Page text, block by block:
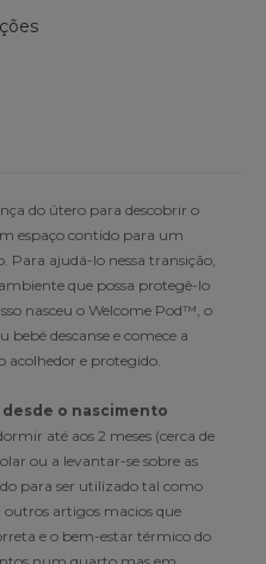
do útero para descobrir o
espaço contido para um
Para ajudá-lo nessa transição,
que possa protegê-lo
nasceu o Welcome Pod™, o
descanse e comece a
acolhedor e protegido.
o nascimento
até aos 2 meses (cerca de
ou a levantar-se sobre as
para ser utilizado tal como
outros artigos macios que
e o bem-estar térmico do